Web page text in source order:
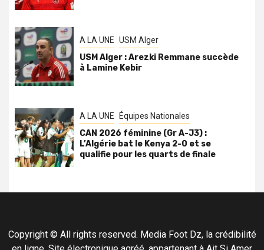
A LA UNE USM Alger
USM Alger : Arezki Remmane succède
à Lamine Kebir
A LA UNE Équipes Nationales
CAN 2026 féminine (Gr A-J3) :
L’Algérie bat le Kenya 2-0 et se
qualifie pour les quarts de finale
Copyright © All rights reserved. Media Foot Dz, la crédibilité